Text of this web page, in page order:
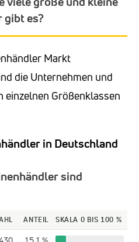
gibt es?
Markt
die Unternehmen und
einzelnen Größenklassen
in Deutschland
sind
ANTEIL SKALA 0 BIS 100 %
15,1 %